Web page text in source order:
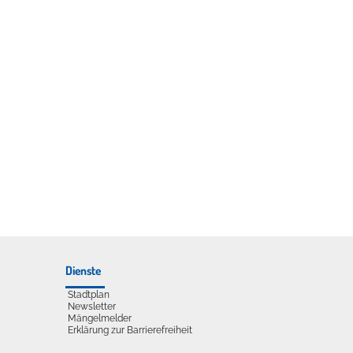
Dienste
Stadtplan
Newsletter
Mängelmelder
Erklärung zur Barrierefreiheit